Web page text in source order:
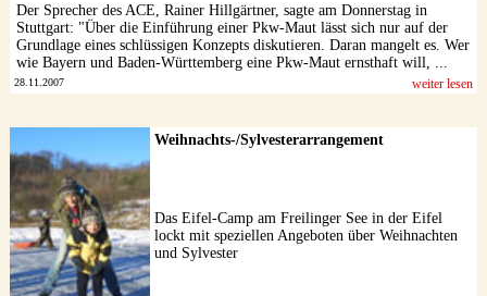
Der Sprecher des ACE, Rainer Hillgärtner, sagte am Donnerstag in
Stuttgart: "Über die Einführung einer Pkw-Maut lässt sich nur auf der
Grundlage eines schlüssigen Konzepts diskutieren. Daran mangelt es. Wer
wie Bayern und Baden-Württemberg eine Pkw-Maut ernsthaft will, ...
28.11.2007 weiter lesen
Weihnachts-/Sylvesterarrangement
Das Eifel-Camp am Freilinger See in der Eifel
lockt mit speziellen Angeboten über Weihnachten
und Sylvester